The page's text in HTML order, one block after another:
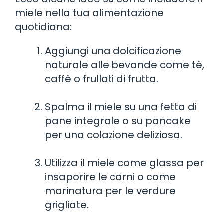
miele nella tua alimentazione
quotidiana:
Aggiungi una dolcificazione
naturale alle bevande come tè,
caffè o frullati di frutta.
Spalma il miele su una fetta di
pane integrale o su pancake
per una colazione deliziosa.
Utilizza il miele come glassa per
insaporire le carni o come
marinatura per le verdure
grigliate.